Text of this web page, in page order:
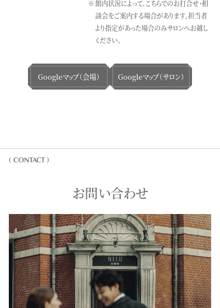
館内状況によって、こちらでのお打合せ・相
談会をご案内する場合があります。担当者
より指定があった場合のみサロンへお越し
ください。
Googleマップ（会場） Googleマップ（サロン）
( CONTACT )
お問い合わせ